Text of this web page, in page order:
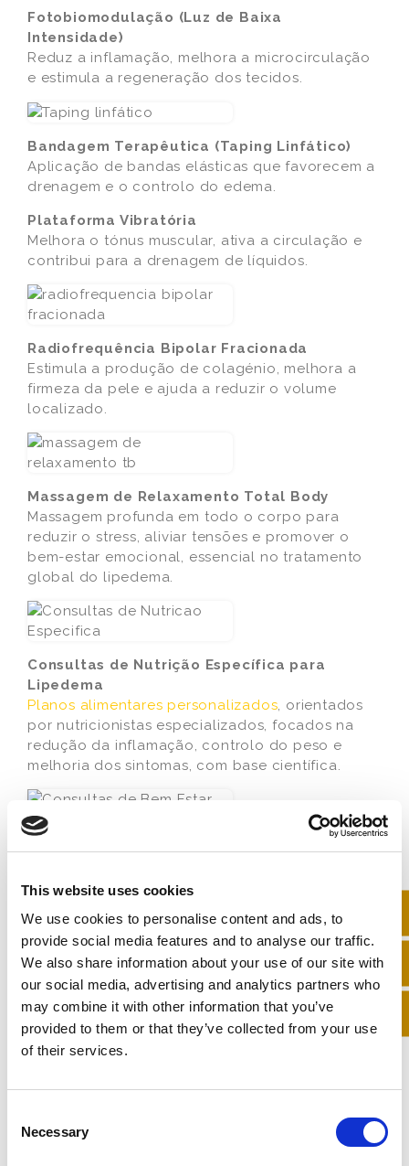
This website uses cookies
We use cookies to personalise content and ads, to
provide social media features and to analyse our traffic.
We also share information about your use of our site with
our social media, advertising and analytics partners who
may combine it with other information that you’ve
provided to them or that they’ve collected from your use
of their services.
Necessary
Fotobiomodulação (Luz de Baixa
Intensidade)
Reduz a inflamação, melhora a microcirculação
e estimula a regeneração dos tecidos.
Bandagem Terapêutica (Taping Linfático)
Aplicação de bandas elásticas que favorecem a
drenagem e o controlo do edema.
Plataforma Vibratória
Melhora o tónus muscular, ativa a circulação e
contribui para a drenagem de líquidos.
Radiofrequência Bipolar Fracionada
Estimula a produção de colagénio, melhora a
firmeza da pele e ajuda a reduzir o volume
localizado.
Massagem de Relaxamento Total Body
Massagem profunda em todo o corpo para
reduzir o stress, aliviar tensões e promover o
bem-estar emocional, essencial no tratamento
global do lipedema.
Consultas de Nutrição Específica para
Lipedema
Planos alimentares personalizados, orientados
por nutricionistas especializados, focados na
redução da inflamação, controlo do peso e
melhoria dos sintomas, com base científica.
Consultas de Bem-Estar Mental
com o impacto emocional do lipedema,
melhorar a autoestima e aprender estratégias de
gestão do stress.
Supervisão Médica e Consultas de
Seguimento Médico
para monitorizar a evolução clínica, ajustar o
plano terapêutico e garantir a máxima